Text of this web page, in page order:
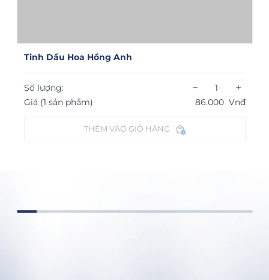
Tinh Dầu Hoa Hồng Anh
Số lượng: − +
Giá (1 sản phẩm) 86.000 Vnđ
THÊM VÀO GIỎ HÀNG